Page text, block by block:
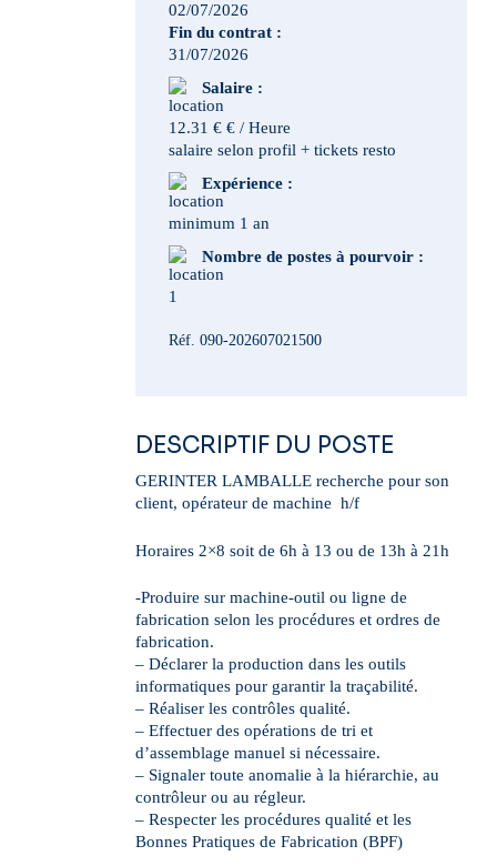
02/07/2026
Fin du contrat :
31/07/2026
Salaire :
12.31 € € / Heure
salaire selon profil + tickets resto
Expérience :
minimum 1 an
Nombre de postes à pourvoir :
1
Réf. 090-202607021500
DESCRIPTIF DU POSTE
GERINTER LAMBALLE recherche pour son
client, opérateur de machine h/f
Horaires 2×8 soit de 6h à 13 ou de 13h à 21h
-Produire sur machine-outil ou ligne de
fabrication selon les procédures et ordres de
fabrication.
– Déclarer la production dans les outils
informatiques pour garantir la traçabilité.
– Réaliser les contrôles qualité.
– Effectuer des opérations de tri et
d’assemblage manuel si nécessaire.
– Signaler toute anomalie à la hiérarchie, au
contrôleur ou au régleur.
– Respecter les procédures qualité et les
Bonnes Pratiques de Fabrication (BPF)